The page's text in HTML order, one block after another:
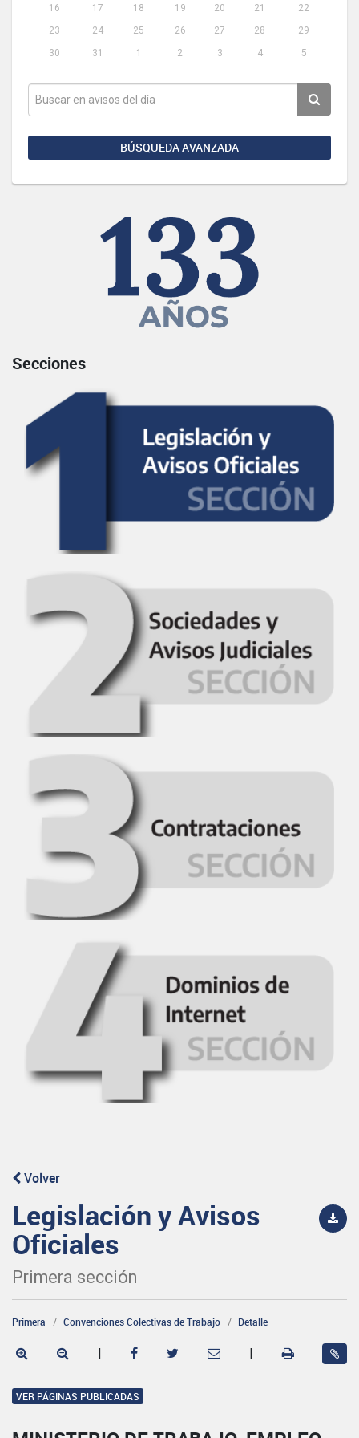
16
17 18 19 20 21
22
23
24 25 26 27 28
29
30
31 1 2 3 4 5
BÚSQUEDA AVANZADA
Secciones
Volver
Legislación y Avisos
Oficiales
Primera sección
Primera Convenciones Colectivas de Trabajo Detalle
| |
VER PÁGINAS PUBLICADAS